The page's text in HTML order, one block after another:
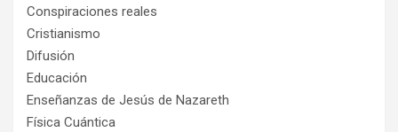
Conspiraciones reales
Cristianismo
Difusión
Educación
Enseñanzas de Jesús de Nazareth
Física Cuántica